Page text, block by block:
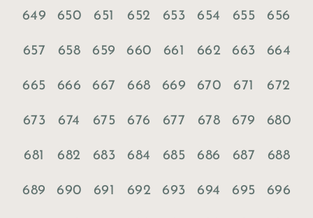
649 650 651 652 653 654 655 656
657 658 659 660 661 662 663 664
665 666 667 668 669 670 671 672
673 674 675 676 677 678 679 680
681 682 683 684 685 686 687 688
689 690 691 692 693 694 695 696